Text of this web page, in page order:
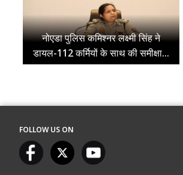
नोएडा पुलिस कमिश्नर लक्ष्मी सिंह ने
डायल-112 कर्मियों के साथ की समीक्षा...
FOLLOW US ON